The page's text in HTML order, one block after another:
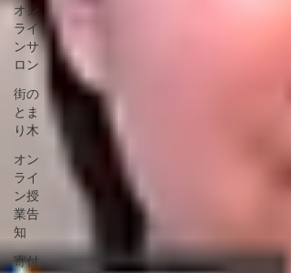
オン
ライ
ンサ
ロン
街の
とま
り木
オン
ライ
ン授
業告
知
寄付